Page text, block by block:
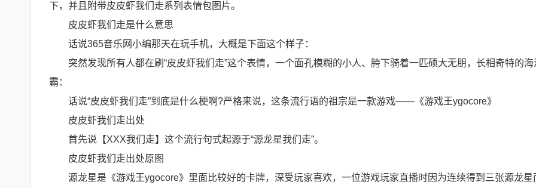
下，并且附带皮皮虾我们走系列表情包图片。
皮皮虾我们走是什么意思
话说365音乐网小编那天在玩手机，大概是下面这个样子：
突然发现所有人都在刷“皮皮虾我们走”这个表情，一个面孔模糊的小人、胯下骑着一匹硕大无朋，长相奇特的
霸：
话说“皮皮虾我们走”到底是什么梗啊?严格来说，这条流行语的祖宗是一款游戏——《游戏王ygocore》
皮皮虾我们走出处
首先说【XXX我们走】这个流行句式起源于“源龙星我们走”。
皮皮虾我们走出处原图
源龙星是《游戏王ygocore》里面比较好的卡牌，深受玩家喜欢，一位游戏玩家直播时因为连续得到三张源龙星